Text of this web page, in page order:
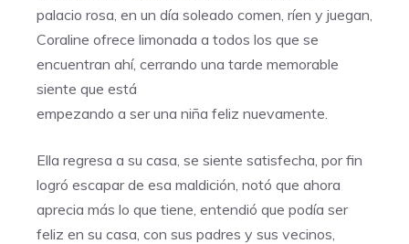
palacio rosa, en un día soleado comen, ríen y juegan,
Coraline ofrece limonada a todos los que se
encuentran ahí, cerrando una tarde memorable
siente que está
empezando a ser una niña feliz nuevamente.
Ella regresa a su casa, se siente satisfecha, por fin
logró escapar de esa maldición, notó que ahora
aprecia más lo que tiene, entendió que podía ser
feliz en su casa, con sus padres y sus vecinos,